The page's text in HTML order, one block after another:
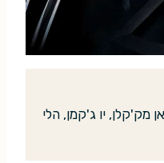
מק'קלן, יו ג'קמן, הלי